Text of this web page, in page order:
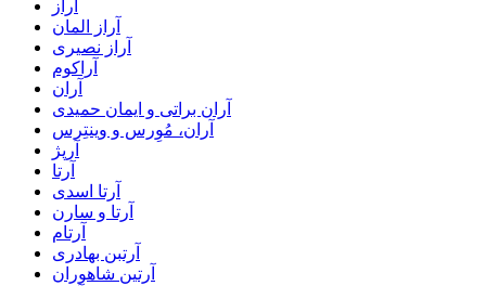
آراز
آراز المان
آراز نصیری
آراکوم
آران
آران براتی و ایمان حمیدی
آران، مُوِرس و وینتِرس
آرپژ
آرتا
آرتا اسدی
آرتا و سارن
آرتام
آرتبن بهادری
آرتين شاهوران